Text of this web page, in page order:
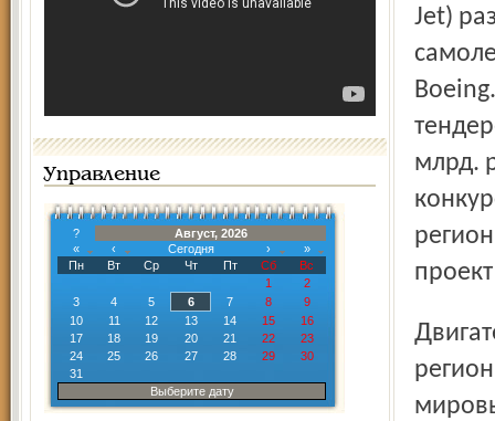
Управление
?
Август, 2026
«
‹ Сегодня ›
»
Пн
Вт Ср Чт Пт Сб
Вс
1
2
3
4 5 6 7 8
9
10
11 12 13 14 15
16
17
18 19 20 21 22
23
24
25 26 27 28 29
30
31
Выберите дату
Jet)
млрд.
Двигатель SM146 создается специально для рынка